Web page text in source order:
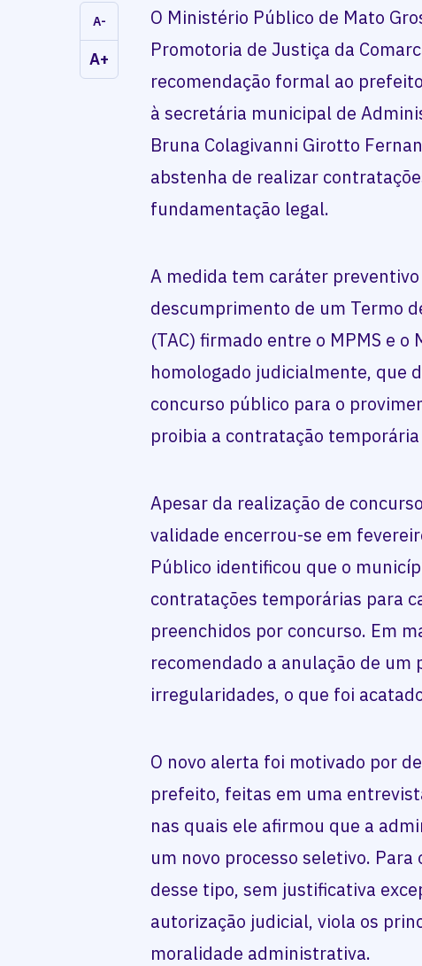
A-
A+
O Ministério Público de Mato
Promotoria de Justiça da
recomendação formal ao
à secretária municipal de
Bruna Colagivanni Girotto
abstenha de realizar
fundamentação legal.
A medida tem caráter
descumprimento de um Termo
(TAC) firmado entre o MPMS e o
homologado judicialmente, que
concurso público para o
proibia a contratação
Apesar da realização de
validade encerrou-se em
Público identificou que o
contratações temporárias para
preenchidos por concurso. Em
recomendado a anulação de
irregularidades, o que foi
O novo alerta foi motivado por
prefeito, feitas em uma
nas quais ele afirmou que a
um novo processo seletivo.
desse tipo, sem justificativa
autorização judicial, viola os
moralidade administrativa.